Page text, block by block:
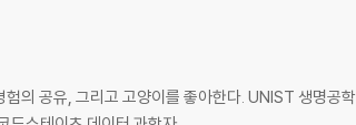
의 공유, 그리고 고양이를 좋아한다. UNIST 생명공학